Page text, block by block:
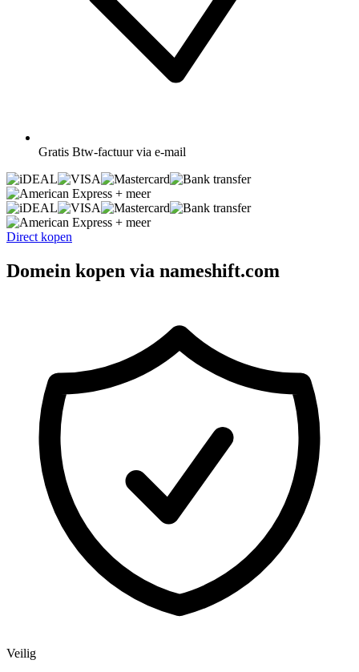
Gratis Btw-factuur via e-mail
+ meer
+ meer
Direct kopen
Domein kopen via nameshift.com
Veilig